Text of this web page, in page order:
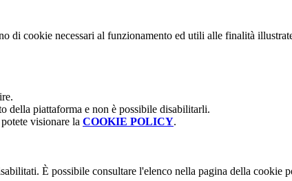
di cookie necessari al funzionamento ed utili alle finalità
della piattaforma e non è possibile disabilitarli.
visionare la COOKIE POLICY.
È possibile consultare l'elenco nella pagina della cookie